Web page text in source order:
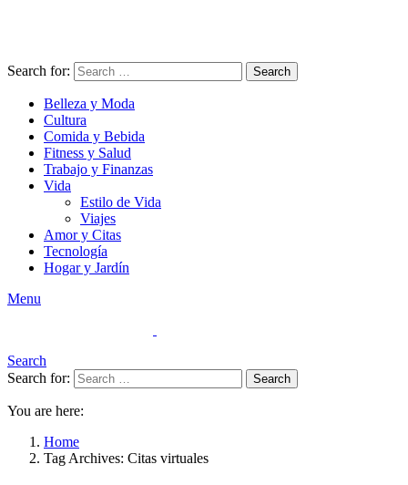
Search for: Search
Belleza y Moda
Cultura
Comida y Bebida
Fitness y Salud
Trabajo y Finanzas
Vida
Estilo de Vida
Viajes
Amor y Citas
Tecnología
Hogar y Jardín
Menu
Search
Search for:
Search
You are here:
Home
Tag Archives: Citas virtuales